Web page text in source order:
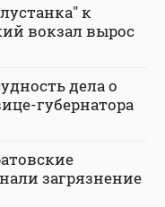
к
вокзал вырос
дела о
губернатора
загрязнение